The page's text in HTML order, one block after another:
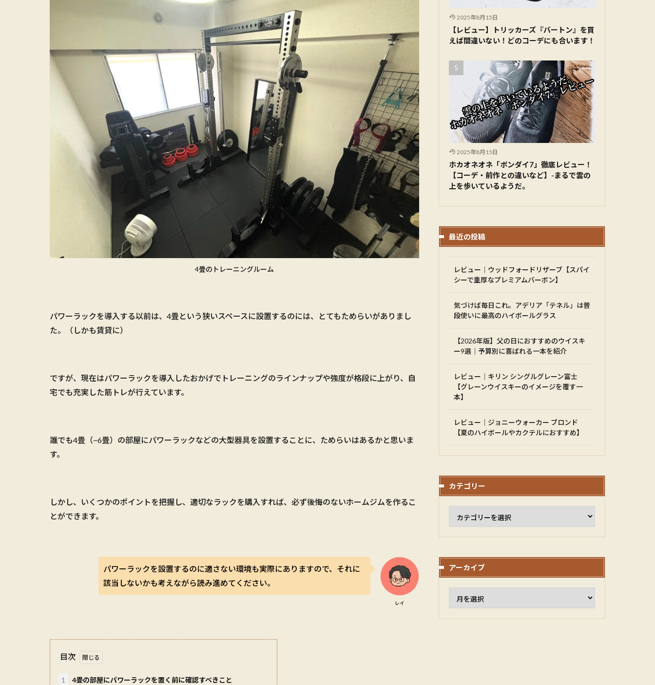
4畳のトレーニングルーム
パワーラックを導入する以前は、4畳という狭いスペースに設置するのには、とてもためらいがありまし
た。（しかも賃貸に）
ですが、現在はパワーラックを導入したおかげでトレーニングのラインナップや強度が格段に上がり、自
宅でも充実した筋トレが行えています。
誰でも4畳（~6畳）の部屋にパワーラックなどの大型器具を設置することに、ためらいはあるかと思いま
す。
しかし、いくつかのポイントを把握し、適切なラックを購入すれば、必ず後悔のないホームジムを作るこ
とができます。
レイ
パワーラックを設置するのに適さない環境も実際にありますので、それに
該当しないかも考えながら読み進めてください。
目次
1 4畳の部屋にパワーラックを置く前に確認すべきこと
2025年8月15日
【レビュー】トリッカーズ『バートン』を買
えば間違いない！どのコーデにも合います！
2025年8月15日
ホカオネオネ「ボンダイ7」徹底レビュー！
【コーデ・前作との違いなど】-まるで雲の
上を歩いているようだ。
最近の投稿
レビュー｜ウッドフォードリザーブ【スパイ
シーで重厚なプレミアムバーボン】
気づけば毎日これ。アデリア「テネル」は普
段使いに最高のハイボールグラス
【2026年版】父の日におすすめのウイスキ
ー9選｜予算別に喜ばれる一本を紹介
レビュー｜キリン シングルグレーン富士
【グレーンウイスキーのイメージを覆す一
本】
レビュー｜ジョニーウォーカー ブロンド
【夏のハイボールやカクテルにおすすめ】
カテゴリー
アーカイブ